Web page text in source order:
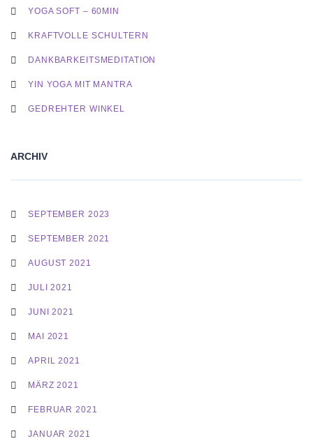
YOGA SOFT – 60MIN
KRAFTVOLLE SCHULTERN
DANKBARKEITSMEDITATION
YIN YOGA MIT MANTRA
GEDREHTER WINKEL
ARCHIV
SEPTEMBER 2023
SEPTEMBER 2021
AUGUST 2021
JULI 2021
JUNI 2021
MAI 2021
APRIL 2021
MÄRZ 2021
FEBRUAR 2021
JANUAR 2021